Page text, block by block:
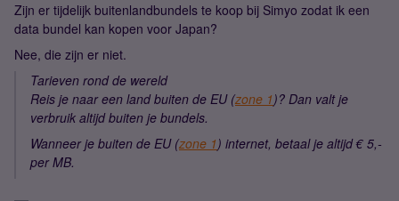
Zijn er tijdelijk buitenlandbundels te koop bij Simyo zodat ik een
data bundel kan kopen voor Japan?
Nee, die zijn er niet.
Tarieven rond de wereld
Reis je naar een land buiten de EU (zone 1)? Dan valt je
verbruik altijd buiten je bundels.
Wanneer je buiten de EU (zone 1) internet, betaal je altijd € 5,-
per MB.